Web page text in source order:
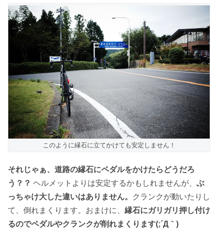
このように縁石に立てかけても安定しません！
それじゃぁ、道路の縁石にペダルをかけたらどうだろ
う？？ ヘルメットよりは安定するかもしれませんが、 ぶ
っちゃけ大した違いはありません。
クランクが動いたりし
て、倒れまくります。おまけに、 縁石にガリガリ押し付け
るのでペダルやクランクが削れまくります(;´Д｀)